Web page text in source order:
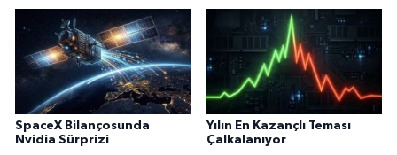
SpaceX Bilançosunda
Nvidia Sürprizi
Yılın En Kazançlı Teması
Çalkalanıyor